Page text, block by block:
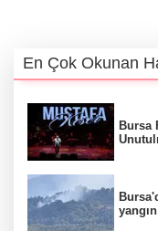
En Çok Okunan
Bursa